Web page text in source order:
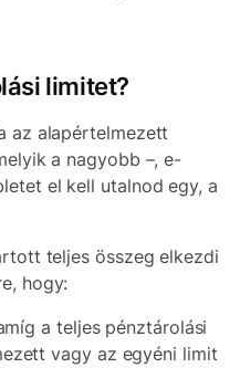
limitet?
az alapértelmezett
a nagyobb –, e-
el kell utalnod egy, a
teljes összeg elkezdi
hogy:
a teljes pénztárolási
vagy az egyéni limit